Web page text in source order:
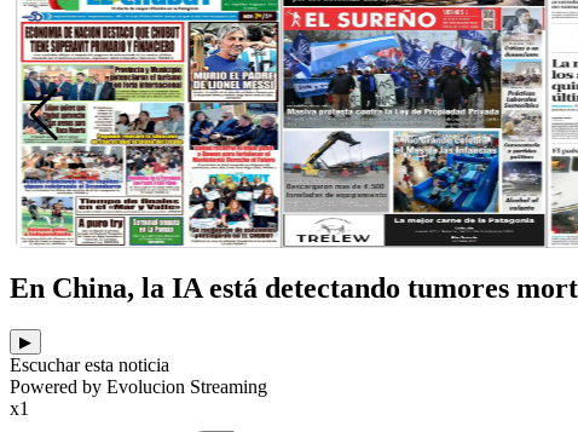
En China, la IA está detectando tumores
▶
Escuchar esta noticia
Powered by Evolucion Streaming
x1